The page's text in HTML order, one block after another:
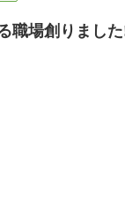
職場創りまし